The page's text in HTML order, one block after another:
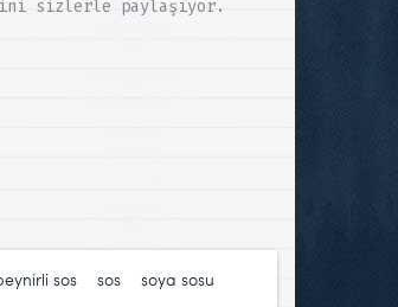
sizlerle paylaşıyor.
sos sos soya sosu